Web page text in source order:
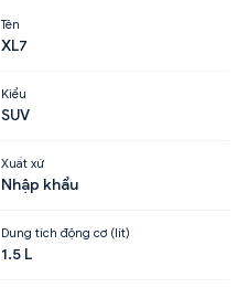
Tên
XL7
Kiểu
SUV
Xuất xứ
Nhập khẩu
Dung tích động cơ (lít)
1.5 L